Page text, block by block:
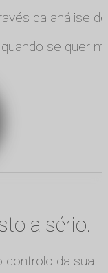
da análise
se quer
a sério.
controlo da sua